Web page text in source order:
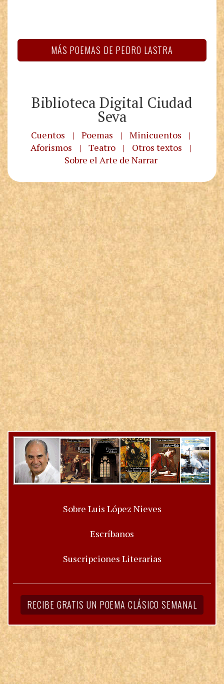
MÁS POEMAS DE PEDRO LASTRA
Biblioteca Digital Ciudad
Seva
Cuentos | Poemas | Minicuentos
|
Aforismos
| Teatro | Otros textos
|
Sobre el Arte de Narrar
Sobre Luis López Nieves
Escríbanos
Suscripciones Literarias
RECIBE GRATIS UN POEMA CLÁSICO SEMANAL